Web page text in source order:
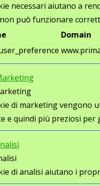
necessari aiutano a
può funzionare
Domain
di marketing vengono
e quindi più preziosi
di analisi aiutano i